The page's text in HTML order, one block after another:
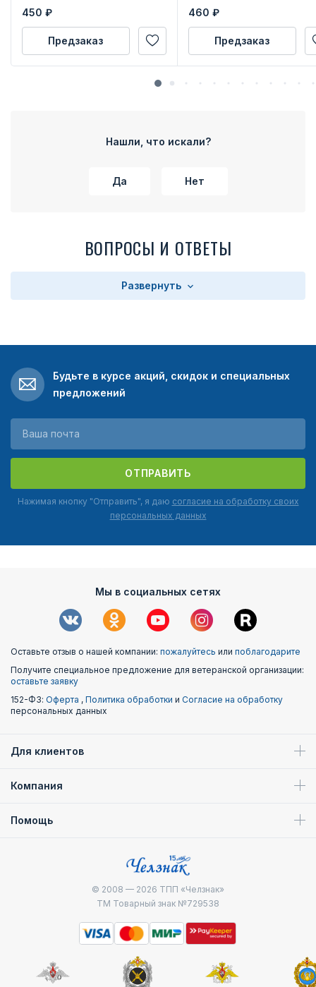
удостоверения
450 ₽
Предзаказ
460 ₽
Предзаказ
Нашли, что искали?
Да Нет
ВОПРОСЫ И ОТВЕТЫ
Развернуть
Будьте в курсе акций, скидок и специальных
предложений
ОТПРАВИТЬ
Нажимая кнопку "Отправить", я даю согласие на обработку своих
персональных данных
Мы в социальных сетях
Оставьте отзыв о нашей компании: пожалуйтесь или поблагодарите
Получите специальное предложение для ветеранской организации:
оставьте заявку
152-ФЗ: Оферта , Политика обработки и Согласие на обработку
персональных данных
Для клиентов
Компания
Помощь
© 2008 — 2026 ТПП «Челзнак»
ТМ Товарный знак №729538